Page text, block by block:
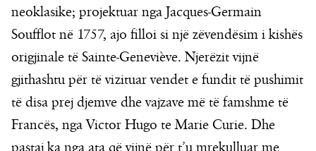
neoklasike; projektuar nga Jacques-Germain
Soufflot në 1757, ajo filloi si një zëvendësim i kishës
origjinale të Sainte-Geneviève. Njerëzit vijnë
gjithashtu për të vizituar vendet e fundit të pushimit
të disa prej djemve dhe vajzave më të famshme të
Francës, nga Victor Hugo te Marie Curie. Dhe